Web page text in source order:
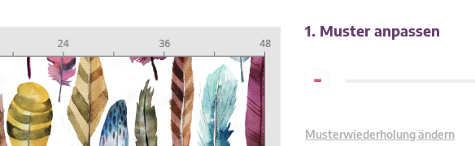
1. Muster anpassen
-
Musterwiederholung ändern